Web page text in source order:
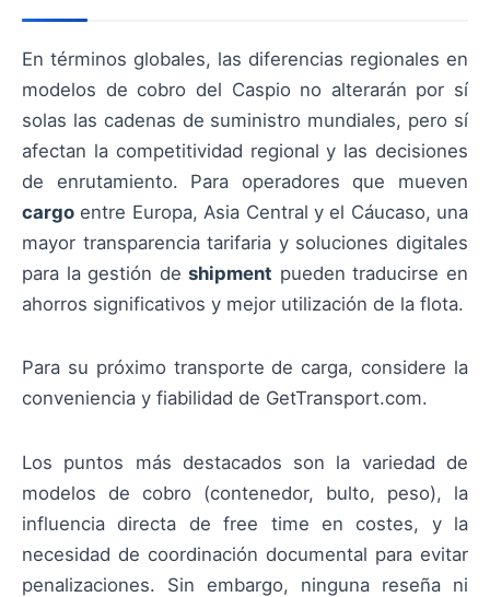
En términos globales, las diferencias regionales en
modelos de cobro del Caspio no alterarán por sí
solas las cadenas de suministro mundiales, pero sí
afectan la competitividad regional y las decisiones
de enrutamiento. Para operadores que mueven
cargo entre Europa, Asia Central y el Cáucaso, una
mayor transparencia tarifaria y soluciones digitales
para la gestión deshipment pueden traducirse en
ahorros significativos y mejor utilización de la flota.
Para su próximo transporte de carga, considere la
conveniencia y fiabilidad de GetTransport.com.
Los puntos más destacados son la variedad de
modelos de cobro (contenedor, bulto, peso), la
influencia directa de free time en costes, y la
necesidad de coordinación documental para evitar
penalizaciones. Sin embargo, ninguna reseña ni